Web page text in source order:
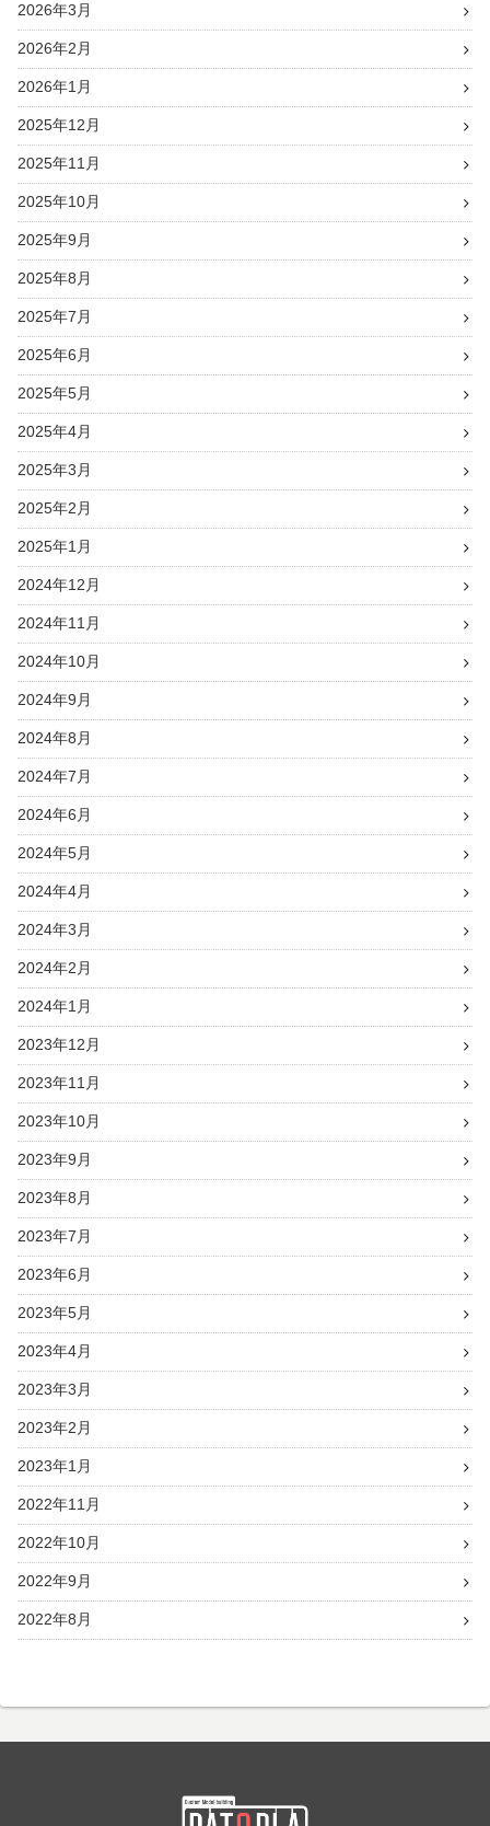
2026年3月
2026年2月
2026年1月
2025年12月
2025年11月
2025年10月
2025年9月
2025年8月
2025年7月
2025年6月
2025年5月
2025年4月
2025年3月
2025年2月
2025年1月
2024年12月
2024年11月
2024年10月
2024年9月
2024年8月
2024年7月
2024年6月
2024年5月
2024年4月
2024年3月
2024年2月
2024年1月
2023年12月
2023年11月
2023年10月
2023年9月
2023年8月
2023年7月
2023年6月
2023年5月
2023年4月
2023年3月
2023年2月
2023年1月
2022年11月
2022年10月
2022年9月
2022年8月